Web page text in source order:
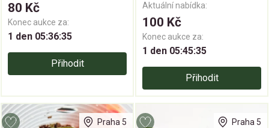
80 Kč
Konec aukce za:
1 den 05:36:35
Přihodit
Aktuální nabídka:
100 Kč
Konec aukce za:
1 den 05:45:35
Přihodit
Praha 5 Praha 5